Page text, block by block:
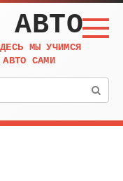
АВТО
МЫ УЧИМСЯ
АВТО САМИ